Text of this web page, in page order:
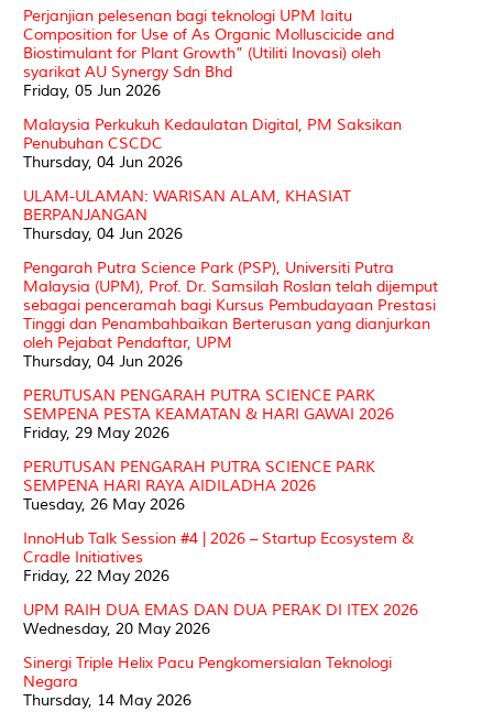
Perjanjian pelesenan bagi teknologi UPM Iaitu
Composition for Use of As Organic Molluscicide and
Biostimulant for Plant Growth” (Utiliti Inovasi) oleh
syarikat AU Synergy Sdn Bhd
Friday, 05 Jun 2026
Malaysia Perkukuh Kedaulatan Digital, PM Saksikan
Penubuhan CSCDC
Thursday, 04 Jun 2026
ULAM-ULAMAN: WARISAN ALAM, KHASIAT
BERPANJANGAN
Thursday, 04 Jun 2026
Pengarah Putra Science Park (PSP), Universiti Putra
Malaysia (UPM), Prof. Dr. Samsilah Roslan telah dijemput
sebagai penceramah bagi Kursus Pembudayaan Prestasi
Tinggi dan Penambahbaikan Berterusan yang dianjurkan
oleh Pejabat Pendaftar, UPM
Thursday, 04 Jun 2026
PERUTUSAN PENGARAH PUTRA SCIENCE PARK
SEMPENA PESTA KEAMATAN & HARI GAWAI 2026
Friday, 29 May 2026
PERUTUSAN PENGARAH PUTRA SCIENCE PARK
SEMPENA HARI RAYA AIDILADHA 2026
Tuesday, 26 May 2026
InnoHub Talk Session #4 | 2026 – Startup Ecosystem &
Cradle Initiatives
Friday, 22 May 2026
UPM RAIH DUA EMAS DAN DUA PERAK DI ITEX 2026
Wednesday, 20 May 2026
Sinergi Triple Helix Pacu Pengkomersialan Teknologi
Negara
Thursday, 14 May 2026